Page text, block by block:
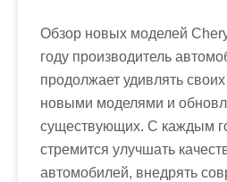
Обзор новых моделей
году производитель
продолжает удивлять
новыми моделями и
существующих. С каждым
стремится улучшать
автомобилей, внедрять